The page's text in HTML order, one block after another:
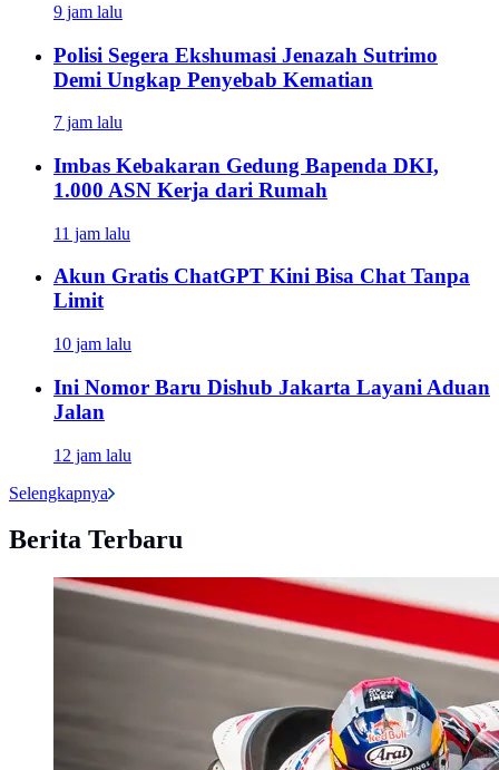
9 jam lalu
Polisi Segera Ekshumasi Jenazah Sutrimo
Demi Ungkap Penyebab Kematian
7 jam lalu
Imbas Kebakaran Gedung Bapenda DKI,
1.000 ASN Kerja dari Rumah
11 jam lalu
Akun Gratis ChatGPT Kini Bisa Chat Tanpa
Limit
10 jam lalu
Ini Nomor Baru Dishub Jakarta Layani Aduan
Jalan
12 jam lalu
Selengkapnya
Berita Terbaru